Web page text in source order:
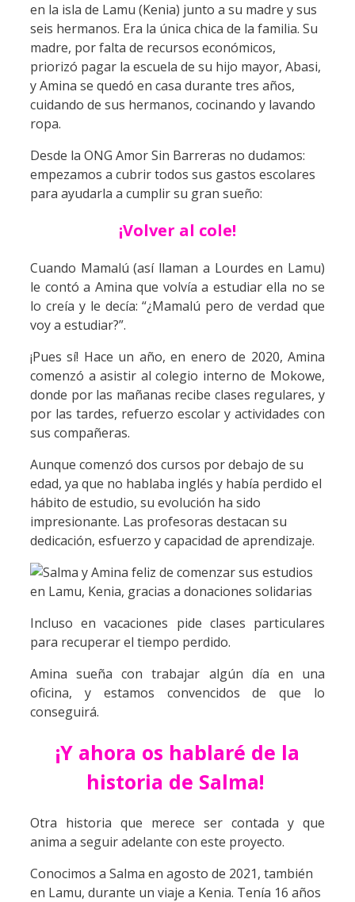
en la isla de Lamu (Kenia) junto a su madre y sus
seis hermanos. Era la única chica de la familia. Su
madre, por falta de recursos económicos,
priorizó pagar la escuela de su hijo mayor, Abasi,
y Amina se quedó en casa durante tres años,
cuidando de sus hermanos, cocinando y lavando
ropa.
Desde la ONG Amor Sin Barreras no dudamos:
empezamos a cubrir todos sus gastos escolares
para ayudarla a cumplir su gran sueño:
¡Volver al cole!
Cuando Mamalú (así llaman a Lourdes en Lamu)
le contó a Amina que volvía a estudiar ella no se
lo creía y le decía: “¿Mamalú pero de verdad que
voy a estudiar?”.
¡Pues sí! Hace un año, en enero de 2020, Amina
comenzó a asistir al colegio interno de Mokowe,
donde por las mañanas recibe clases regulares, y
por las tardes, refuerzo escolar y actividades con
sus compañeras.
Aunque comenzó dos cursos por debajo de su
edad, ya que no hablaba inglés y había perdido el
hábito de estudio, su evolución ha sido
impresionante. Las profesoras destacan su
dedicación, esfuerzo y capacidad de aprendizaje.
Incluso en vacaciones pide clases particulares
para recuperar el tiempo perdido.
Amina sueña con trabajar algún día en una
oficina, y estamos convencidos de que lo
conseguirá.
¡Y ahora os hablaré de la
historia de Salma!
Otra historia que merece ser contada y que
anima a seguir adelante con este proyecto.
Conocimos a Salma en agosto de 2021, también
en Lamu, durante un viaje a Kenia. Tenía 16 años